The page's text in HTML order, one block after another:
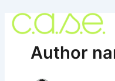
para
conteúdoAuthor